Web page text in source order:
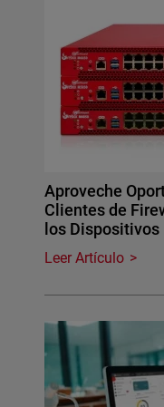
Aproveche
Clientes de
los
Leer Artículo